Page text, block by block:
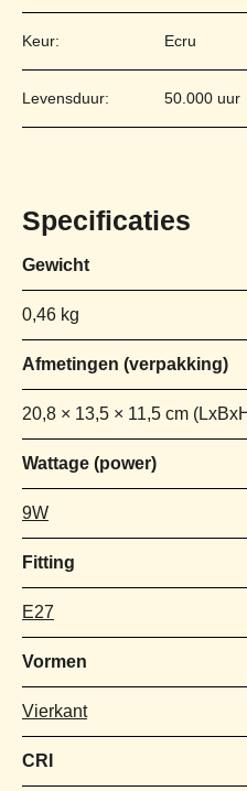
Keur: Ecru
Levensduur: 50.000 uur
Specificaties
Gewicht
0,46 kg
Afmetingen
20,8 × 13,5 × 11,5 cm
Wattage (power)
9W
Fitting
E27
Vormen
Vierkant
CRI